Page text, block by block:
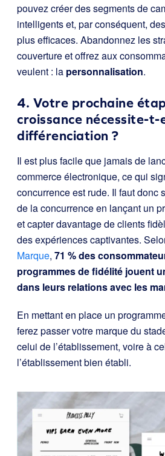
pouvez créer des segments de
intelligents et, par conséquent,
plus efficaces. Abandonnez les
couverture et offrez aux
veulent : la personnalisation.
4. Votre prochaine
croissance nécessite-t-
différenciation ?
Il est plus facile que jamais de
commerce électronique, ce qui
concurrence est rude. Il faut donc
de la concurrence en lançant un
et capter davantage de clients
des expériences captivantes.
Marque, 71 % des
programmes de fidélité jouent
dans leurs relations avec les
En mettant en place un
ferez passer votre marque du
celui de l’établissement, voire à
l’établissement bien établi.